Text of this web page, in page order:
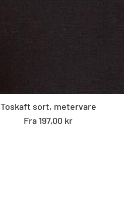
Toskaft sort, metervare
Fra 197,00 kr